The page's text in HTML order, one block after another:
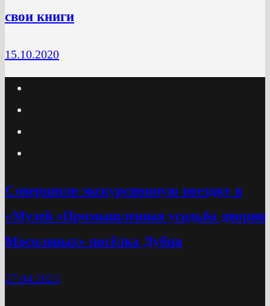
свои книги
15.10.2020
Cовершили экскурсионную поездку в
«Музей «Промышленная усадьба дворян
Мосоловых» посёлка Дубна
27.04.2023